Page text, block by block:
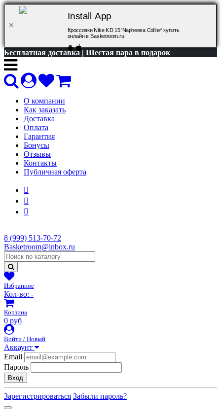
Install App
Кроссовки Nike KD 15 'Napheesa Collier' купить
онлайн в Basketroom.ru
Бесплатная доставка | Шестая пара в подарок
О компании
Как заказать
Доставка
Оплата
Гарантия
Бонусы
Отзывы
Контакты
Публичная оферта
8 (999) 513-70-72
Basketroom@inbox.ru
Избранное
Кол-во: -
Корзина
0 руб
Войти / Новый
Аккаунт
Email
Пароль
Вход
Зарегистрироваться Забыли пароль?